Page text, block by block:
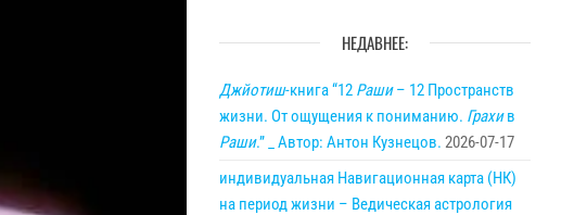
НЕДАВНЕЕ:
Джйотиш-книга “12 Раши– 12 Пространств
жизни. От ощущения к пониманию. Грахив
Раши.” _ Автор: Антон Кузнецов. 2026-07-17
индивидуальная Навигационная карта (НК)
на период жизни – Ведическая астрология